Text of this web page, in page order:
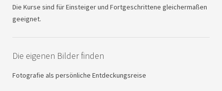
Die Kurse sind für Einsteiger und Fortgeschrittene gleichermaßen
geeignet.
Die eigenen Bilder finden
Fotografie als persönliche Entdeckungsreise